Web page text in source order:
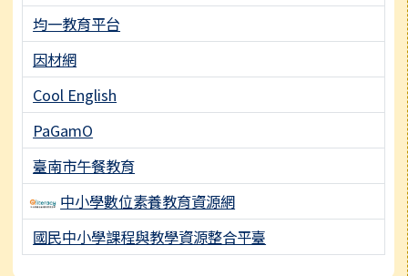
均一教育平台
因材網
Cool English
PaGamO
臺南市午餐教育
中小學數位素養教育資源網
國民中小學課程與教學資源整合平臺